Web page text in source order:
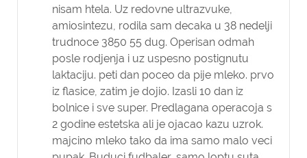
nisam htela. Uz redovne ultrazvuke,
amiosintezu, rodila sam decaka u 38 nedelji
trudnoce 3850 55 dug. Operisan odmah
posle rodjenja i uz uspesno postignutu
laktaciju. peti dan poceo da pije mleko. prvo
iz flasice, zatim je dojio. Izasli 10 dan iz
bolnice i sve super. Predlagana operacoja s
2 godine estetska ali je ojacao kazu uzrok.
majcino mleko tako da ima samo malo veci